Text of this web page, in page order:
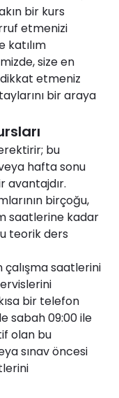
bir kurs
etmenizi
katılım
size en
etmeniz
bir araya
bu
hafta sonu
avantajdır.
birçoğu,
saatlerine kadar
teorik ders
çalışma saatlerini
bir telefon
sabah 09:00 ile
olan bu
sınav öncesi